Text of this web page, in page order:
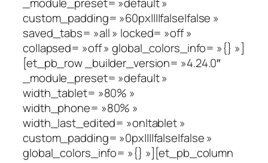
_module_preset= »default »
custom_padding= »60px||||false|false »
saved_tabs= »all » locked= »off »
collapsed= »off » global_colors_info= »{} »]
[et_pb_row _builder_version= »4.24.0″
_module_preset= »default »
width_tablet= »80% »
width_phone= »80% »
width_last_edited= »on|tablet »
custom_padding= »0px||||false|false »
global_colors_info= »{} »][et_pb_column